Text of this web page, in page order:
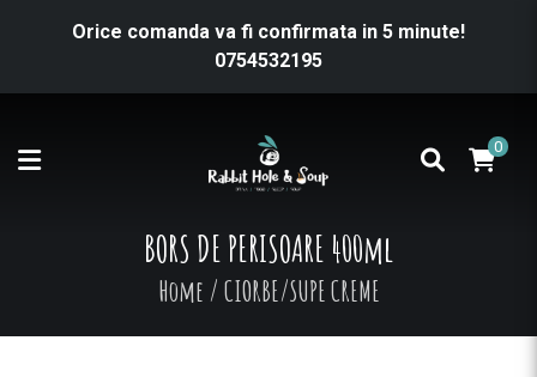
Orice comanda va fi confirmata in 5 minute!
0754532195
0
BORS DE PERISOARE 400ml
Home / CIORBE/SUPE CREME